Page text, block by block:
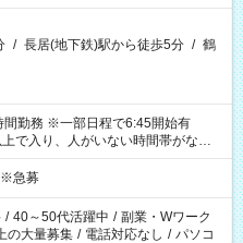
/ 長居(地下鉄)駅から徒歩5分 / 鶴
間勤務 ※一部日程で6:45開始有
で入り、人がいない時間帯がない
イメージです
急募
/ 40～50代活躍中 / 副業・Wワーク
の大量募集 / 電話対応なし / パソコ